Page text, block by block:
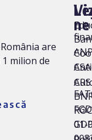
are
milion de
ne
01-